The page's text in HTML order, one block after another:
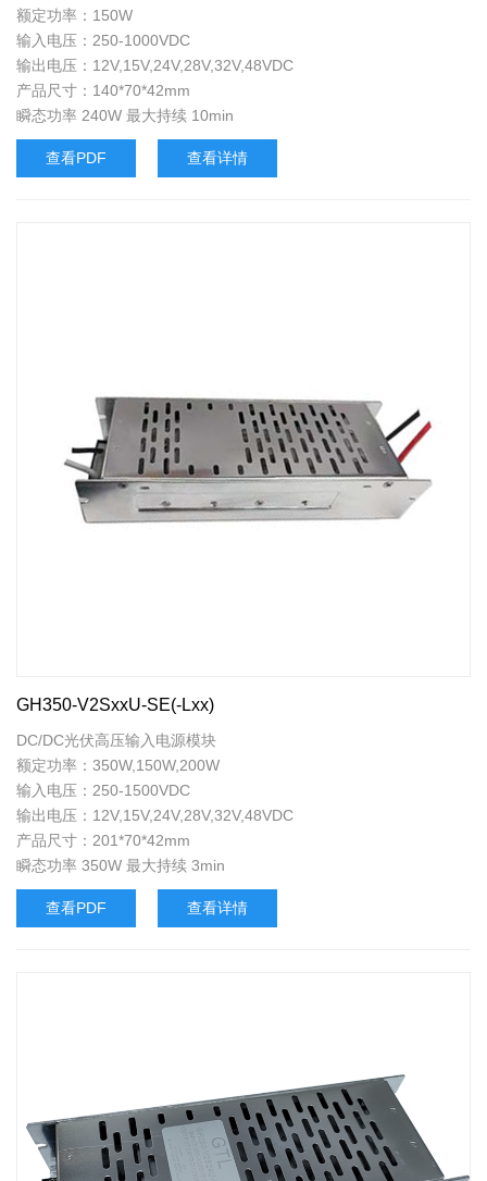
额定功率：150W
输入电压：250-1000VDC
输出电压：12V,15V,24V,28V,32V,48VDC
产品尺寸：140*70*42mm
瞬态功率 240W 最大持续 10min
查看PDF 查看详情
GH350-V2SxxU-SE(-Lxx)
DC/DC光伏高压输入电源模块
额定功率：350W,150W,200W
输入电压：250-1500VDC
输出电压：12V,15V,24V,28V,32V,48VDC
产品尺寸：201*70*42mm
瞬态功率 350W 最大持续 3min
查看PDF 查看详情